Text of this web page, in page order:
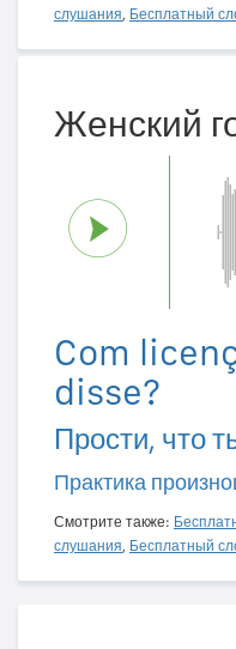
слушания, Бесплатный
Женский
Com
disse?
Прости, что
Практика
Смотрите также:
слушания, Бесплатный